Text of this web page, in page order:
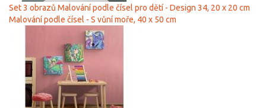
Set 3 obrazů Malování podle čísel pro dětí - Design 34, 20 x 20 cm
Malování podle čísel - S vůní moře, 40 х 50 cm